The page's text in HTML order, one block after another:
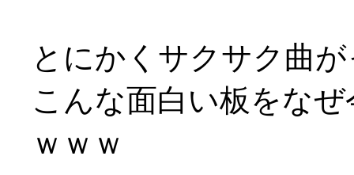
とにかくサクサク曲
こんな面白い板をな
ｗｗｗ